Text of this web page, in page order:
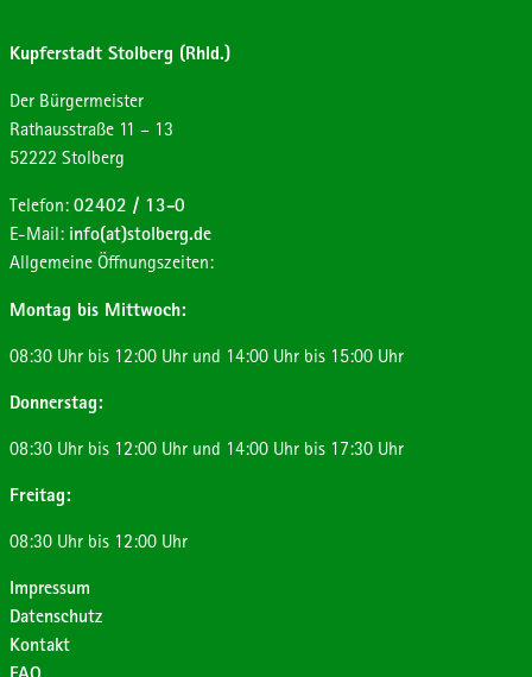
Kupferstadt Stolberg (Rhld.)
Der Bürgermeister
Strasse:
Rathausstraße Hausnummer:
11 – 13
Postleitzahl:
52222 Ort:
Stolberg
Telefon: 02402 / 13-0
E-Mail: info(at)stolberg.de
Allgemeine Öffnungszeiten:
Montag bis Mittwoch:
08:30 Uhr bis 12:00 Uhr und 14:00 Uhr bis 15:00 Uhr
Donnerstag:
08:30 Uhr bis 12:00 Uhr und 14:00 Uhr bis 17:30 Uhr
Freitag:
08:30 Uhr bis 12:00 Uhr
Impressum
Datenschutz
Kontakt